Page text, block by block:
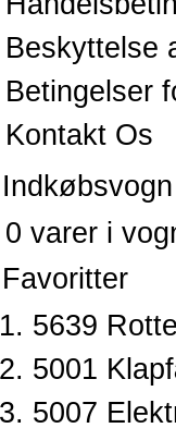
Beskyttelse
Betingelser
Kontakt Os
Indkøbsvogn
0 varer i
Favoritter
5639
5001
5007